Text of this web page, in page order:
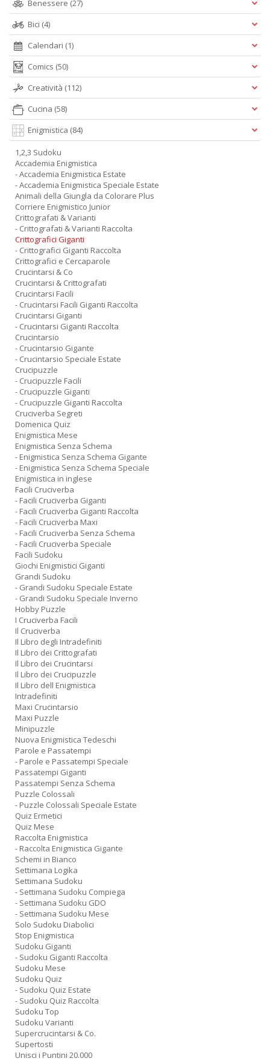
Benessere (27)
Bici (4)
Calendari (1)
Comics (50)
Creatività (112)
Cucina (58)
Enigmistica (84)
1,2,3 Sudoku
Accademia Enigmistica
- Accademia Enigmistica Estate
- Accademia Enigmistica Speciale Estate
Animali della Giungla da Colorare Plus
Corriere Enigmistico Junior
Crittografati & Varianti
- Crittografati & Varianti Raccolta
Crittografici Giganti
- Crittografici Giganti Raccolta
Crittografici e Cercaparole
Crucintarsi & Co
Crucintarsi & Crittografati
Crucintarsi Facili
- Crucintarsi Facili Giganti Raccolta
Crucintarsi Giganti
- Crucintarsi Giganti Raccolta
Crucintarsio
- Crucintarsio Gigante
- Crucintarsio Speciale Estate
Crucipuzzle
- Crucipuzzle Facili
- Crucipuzzle Giganti
- Crucipuzzle Giganti Raccolta
Cruciverba Segreti
Domenica Quiz
Enigmistica Mese
Enigmistica Senza Schema
- Enigmistica Senza Schema Gigante
- Enigmistica Senza Schema Speciale
Enigmistica in inglese
Facili Cruciverba
- Facili Cruciverba Giganti
- Facili Cruciverba Giganti Raccolta
- Facili Cruciverba Maxi
- Facili Cruciverba Senza Schema
- Facili Cruciverba Speciale
Facili Sudoku
Giochi Enigmistici Giganti
Grandi Sudoku
- Grandi Sudoku Speciale Estate
- Grandi Sudoku Speciale Inverno
Hobby Puzzle
I Cruciverba Facili
Il Cruciverba
Il Libro degli Intradefiniti
Il Libro dei Crittografati
Il Libro dei Crucintarsi
Il Libro dei Crucipuzzle
Il Libro dell Enigmistica
Intradefiniti
Maxi Crucintarsio
Maxi Puzzle
Minipuzzle
Nuova Enigmistica Tedeschi
Parole e Passatempi
- Parole e Passatempi Speciale
Passatempi Giganti
Passatempi Senza Schema
Puzzle Colossali
- Puzzle Colossali Speciale Estate
Quiz Ermetici
Quiz Mese
Raccolta Enigmistica
- Raccolta Enigmistica Gigante
Schemi in Bianco
Settimana Logika
Settimana Sudoku
- Settimana Sudoku Compiega
- Settimana Sudoku GDO
- Settimana Sudoku Mese
Solo Sudoku Diabolici
Stop Enigmistica
Sudoku Giganti
- Sudoku Giganti Raccolta
Sudoku Mese
Sudoku Quiz
- Sudoku Quiz Estate
- Sudoku Quiz Raccolta
Sudoku Top
Sudoku Varianti
Supercrucintarsi & Co.
Supertosti
Unisci i Puntini 20.000